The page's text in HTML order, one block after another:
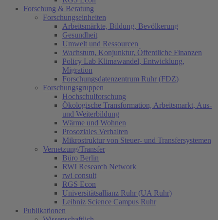
Forschung & Beratung
Forschungseinheiten
Arbeitsmärkte, Bildung, Bevölkerung
Gesundheit
Umwelt und Ressourcen
Wachstum, Konjunktur, Öffentliche Finanzen
Policy Lab Klimawandel, Entwicklung,
Migration
Forschungsdatenzentrum Ruhr (FDZ)
Forschungsgruppen
Hochschulforschung
Ökologische Transformation, Arbeitsmarkt, Aus-
und Weiterbildung
Wärme und Wohnen
Prosoziales Verhalten
Mikrostruktur von Steuer- und Transfersystemen
Vernetzung/Transfer
Büro Berlin
RWI Research Network
rwi consult
RGS Econ
Universitätsallianz Ruhr (UA Ruhr)
Leibniz Science Campus Ruhr
Publikationen